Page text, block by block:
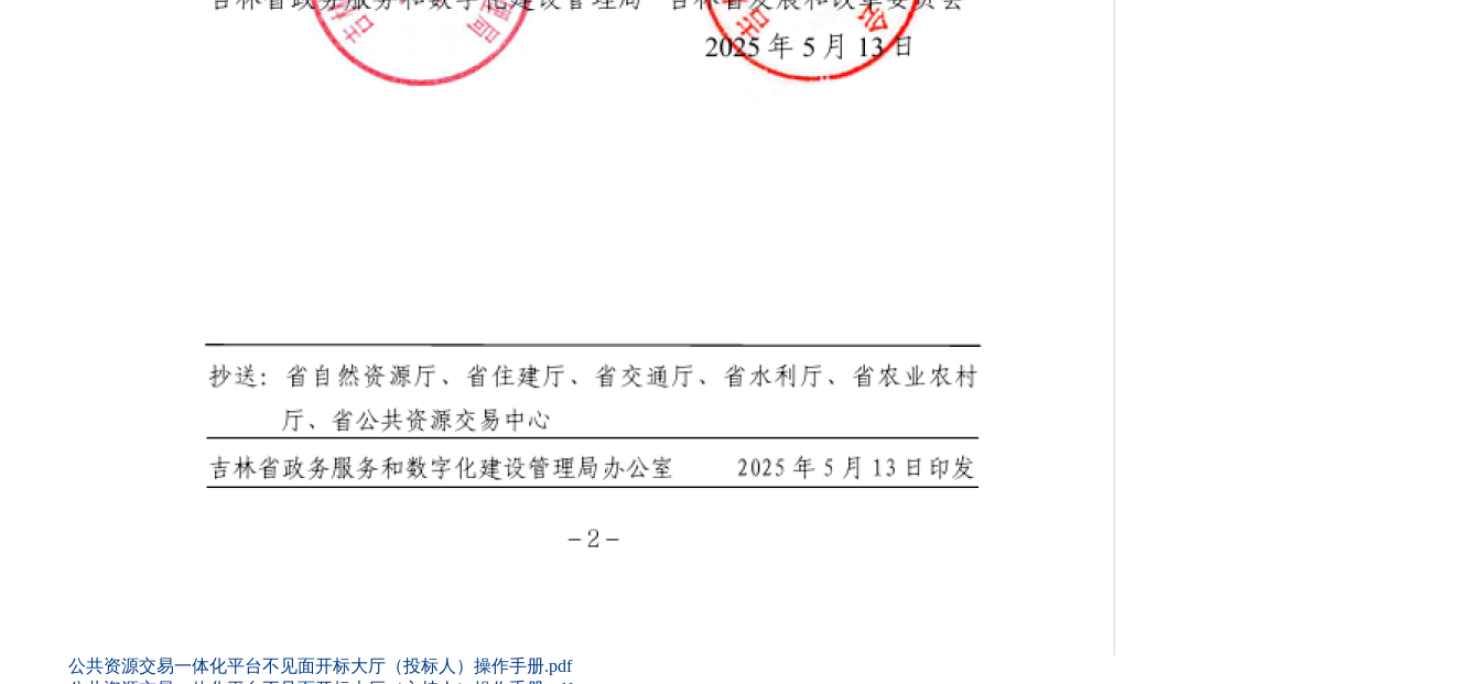
公共资源交易一体化平台不见面开标大厅（投标人）操作手册.pdf